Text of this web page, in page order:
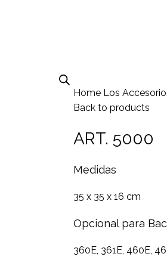
Home Los
Back to products
ART. 5000
Medidas
35 x 35 x 16 cm
Opcional para
360E, 361E, 460E,